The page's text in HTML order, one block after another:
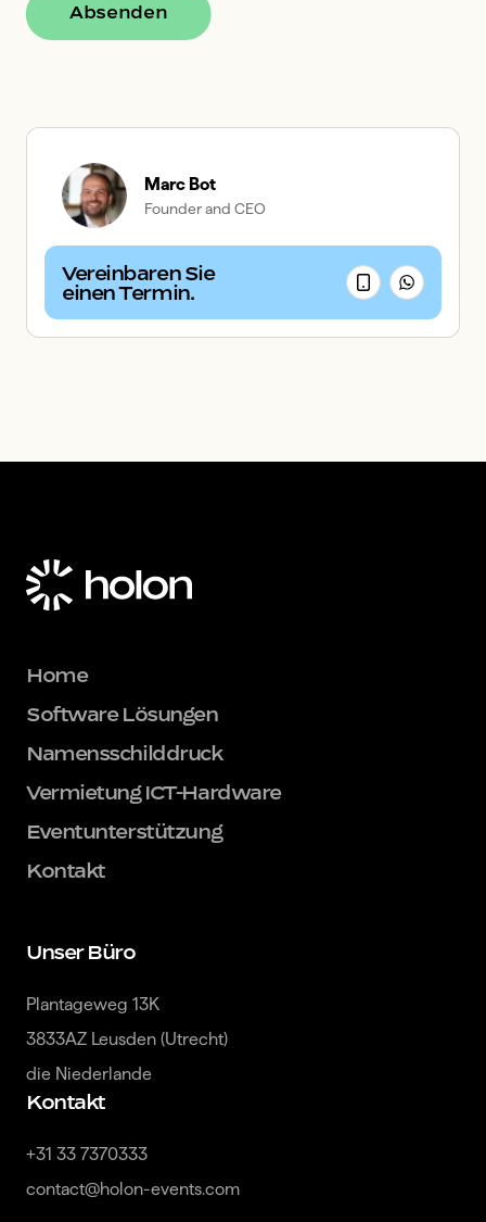
Absenden
Marc Bot
Founder and CEO
Vereinbaren Sie
einen Termin.
Home
Software Lösungen
Namensschilddruck
Vermietung ICT-Hardware
Eventunterstützung
Kontakt
Unser Büro
Plantageweg 13K
3833AZ Leusden (Utrecht)
die Niederlande
Kontakt
+31 33 7370333
contact@holon-events.com